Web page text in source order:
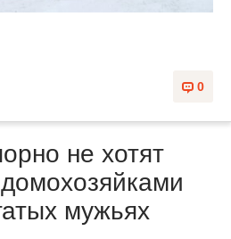
0
не хотят
мужьях